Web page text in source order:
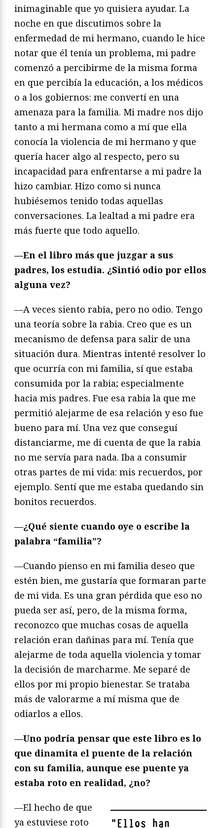
inimaginable que yo quisiera ayudar. La
noche en que discutimos sobre la
enfermedad de mi hermano, cuando le hice
notar que él tenía un problema, mi padre
comenzó a percibirme de la misma forma
en que percibía la educación, a los médicos
o a los gobiernos: me convertí en una
amenaza para la familia. Mi madre nos dijo
tanto a mi hermana como a mí que ella
conocía la violencia de mi hermano y que
quería hacer algo al respecto, pero su
incapacidad para enfrentarse a mi padre la
hizo cambiar. Hizo como si nunca
hubiésemos tenido todas aquellas
conversaciones. La lealtad a mi padre era
más fuerte que todo aquello.
—En el libro más que juzgar a sus
padres, los estudia. ¿Sintió odio por ellos
alguna vez?
—A veces siento rabia, pero no odio. Tengo
una teoría sobre la rabia. Creo que es un
mecanismo de defensa para salir de una
situación dura. Mientras intenté resolver lo
que ocurría con mi familia, sí que estaba
consumida por la rabia; especialmente
hacia mis padres. Fue esa rabia la que me
permitió alejarme de esa relación y eso fue
bueno para mí. Una vez que conseguí
distanciarme, me di cuenta de que la rabia
no me servía para nada. Iba a consumir
otras partes de mi vida: mis recuerdos, por
ejemplo. Sentí que me estaba quedando sin
bonitos recuerdos.
—¿Qué siente cuando oye o escribe la
palabra “familia”?
—Cuando pienso en mi familia deseo que
estén bien, me gustaría que formaran parte
de mi vida. Es una gran pérdida que eso no
pueda ser así, pero, de la misma forma,
reconozco que muchas cosas de aquella
relación eran dañinas para mí. Tenía que
alejarme de toda aquella violencia y tomar
la decisión de marcharme. Me separé de
ellos por mi propio bienestar. Se trataba
más de valorarme a mí misma que de
odiarlos a ellos.
—Uno podría pensar que este libro es lo
que dinamita el puente de la relación
con su familia, aunque ese puente ya
estaba roto en realidad, ¿no?
"Ellos han
—El hecho de que
ya estuviese roto